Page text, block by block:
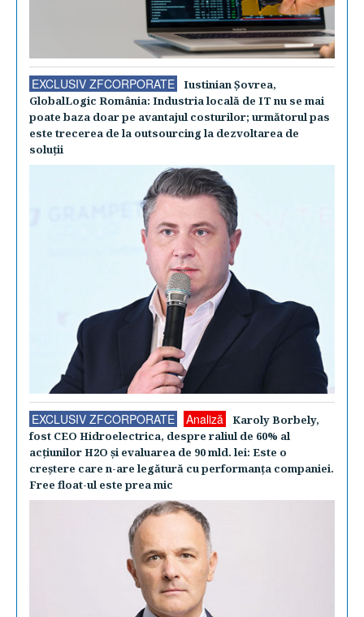
EXCLUSIV ZFCORPORATE
Iustinian Şovrea,
GlobalLogic România: Industria locală de IT nu se mai
poate baza doar pe avantajul costurilor; următorul pas
este trecerea de la outsourcing la dezvoltarea de
soluţii
EXCLUSIV ZFCORPORATE Analiză
Karoly Borbely,
fost CEO Hidroelectrica, despre raliul de 60% al
acţiunilor H2O şi evaluarea de 90 mld. lei: Este o
creştere care n-are legătură cu performanţa companiei.
Free float-ul este prea mic